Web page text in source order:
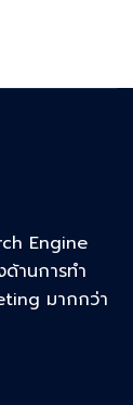
Engine
านการทำ
มากกว่า